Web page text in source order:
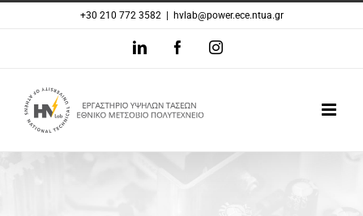
+30 210 772 3582 hvlab@power.ece.ntua.gr
LinkedInFacebookInstagram